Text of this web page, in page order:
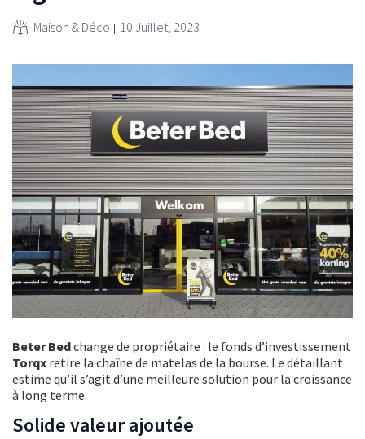
Maison & Déco 10 Juillet, 2023
Beter Bedchange de propriétaire : le fonds d’investissement
Torqx retire la chaîne de matelas de la bourse. Le détaillant
estime qu’il s’agit d’une meilleure solution pour la croissance
à long terme.
Solide valeur ajoutée